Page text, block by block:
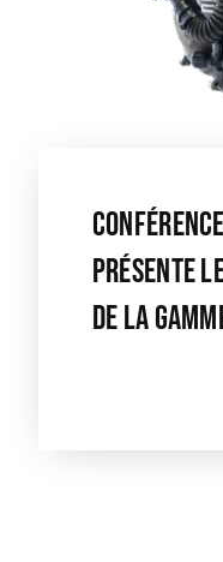
Conférence
Présente
De La